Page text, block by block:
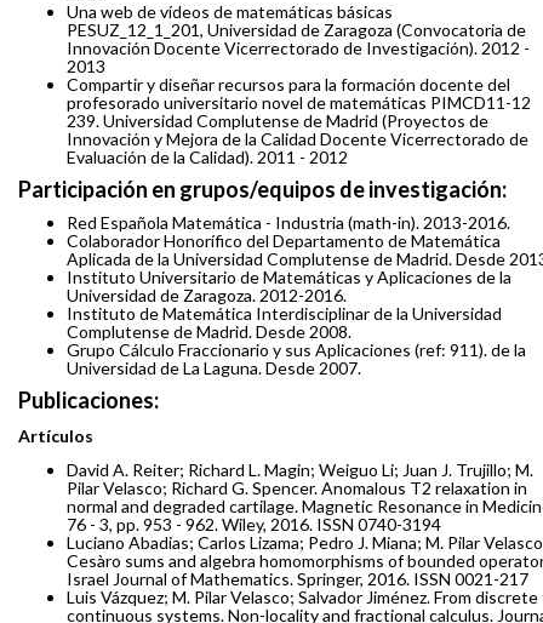
Una web de vídeos de matemáticas básicas
PESUZ_12_1_201, Universidad de Zaragoza (Convocatoria de
Innovación Docente Vicerrectorado de Investigación). 2012 -
2013
Compartir y diseñar recursos para la formación docente del
profesorado universitario novel de matemáticas PIMCD11-12
239. Universidad Complutense de Madrid (Proyectos de
Innovación y Mejora de la Calidad Docente Vicerrectorado de
Evaluación de la Calidad). 2011 - 2012
Participación en grupos/equipos de investigación:
Red Española Matemática - Industria (math-in). 2013-2016.
Colaborador Honorífico del Departamento de Matemática
Aplicada de la Universidad Complutense de Madrid. Desde
Instituto Universitario de Matemáticas y Aplicaciones de la
Universidad de Zaragoza. 2012-2016.
Instituto de Matemática Interdisciplinar de la Universidad
Complutense de Madrid. Desde 2008.
Grupo Cálculo Fraccionario y sus Aplicaciones (ref: 911). de la
Universidad de La Laguna. Desde 2007.
Publicaciones:
Artículos
David A. Reiter; Richard L. Magin; Weiguo Li; Juan J. Trujillo; M.
Pilar Velasco; Richard G. Spencer. Anomalous T2 relaxation in
normal and degraded cartilage. Magnetic Resonance in
76 - 3, pp. 953 - 962. Wiley, 2016. ISSN 0740-3194
Luciano Abadias; Carlos Lizama; Pedro J. Miana; M. Pilar
Cesàro sums and algebra homomorphisms of bounded
Israel Journal of Mathematics. Springer, 2016. ISSN 0021-217
Luis Vázquez; M. Pilar Velasco; Salvador Jiménez. From
continuous systems. Non-locality and fractional calculus.